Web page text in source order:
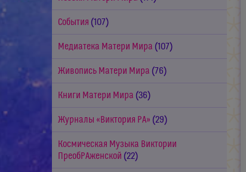
События (107)
Медиатека Матери Мира (107)
Живопись Матери Мира (76)
Книги Матери Мира (36)
Журналы «Виктория РА» (29)
Космическая Музыка Виктории
ПреобРАженской (22)